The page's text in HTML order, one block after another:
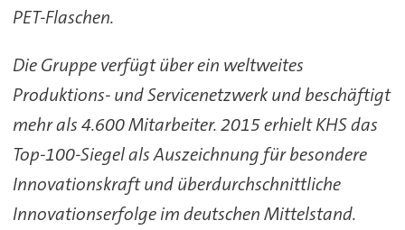
PET-Flaschen.
Die Gruppe verfügt über ein weltweites
Produktions- und Servicenetzwerk und beschäftigt
mehr als 4.600 Mitarbeiter. 2015 erhielt KHS das
Top-100-Siegel als Auszeichnung für besondere
Innovationskraft und überdurchschnittliche
Innovationserfolge im deutschen Mittelstand.